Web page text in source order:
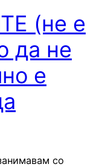
(не е
да не
е
со